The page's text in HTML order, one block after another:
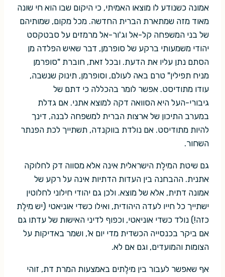
אמונה כשנודע לו מוצאו האמיתי, כי היקום שבו הוא חי שונה
מאוד מזה שמתארת הברית החדשה. מכל מקום, שמותיהם
של בני המשפחה קל-אל וג'ור-אל מרמזים על סבטקסט
יהודי משמעותי ברקע של סופרמן, דבר שאיש הפלדה מן
הסתם נתן עליו את הדעת. ובכל זאת, חוברת "סופרמן
מניח תפילין" טרם באה לעולם, וסופרמן, תינוק שנשבה,
עודו מתודיסט. אפשר לומר בהכללה כי דתם של
גיבורי-העל היא הסוואה דקה למוצא אתני. אם גדלת
במערב התיכון של ארצות הברית למשפחה לבנה, דינך
להיות מתודיסט. אם נולדת בווקנדה, תשתייך לכת הפנתר
השחור.
גם שיטת המילֶת הישראלית אינה אלא מסווה דק לחלוקה
אתנית. ההבחנה בין העדות הדתיות אינה על רקע של
אמונה דתית, אלא של מוצא. ולכן גם יהודי חילוני לחלוטין
ישתייך כל חייו לעדה היהודית, ואילו כשדי אוניאטי (יש מילֶת
כזה!) נולד כשדי אוניאטי, וכפוף לדיני האישות של עדתו גם
אם ביקר בכנסייה הכשדית מדי יום א', ושמר באדיקות על
הצומות והמועדים, וגם אם לא.
אף שאפשר לעבור בין מילֶתים באמצעות המרת דת, זוהי